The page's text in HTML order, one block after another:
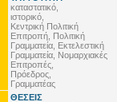
καταστατικό,
ιστορικό,
Κεντρική Πολιτική
Επιτροπή, Πολιτική
Γραμματεία, Εκτελεστική
Γραμματεία, Νομαρχιακές
Επιτροπές,
Πρόεδρος,
Γραμματέας
ΘΕΣΕΙΣ